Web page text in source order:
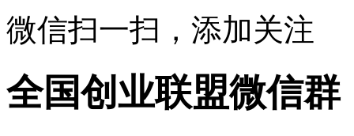
微信扫一扫，添加关注
全国创业联盟微信群